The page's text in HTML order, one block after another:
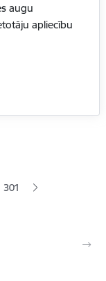
augu
apliecību
301